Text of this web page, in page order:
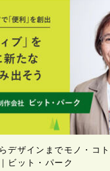
デザインまでモノ・コ
ビット・パーク